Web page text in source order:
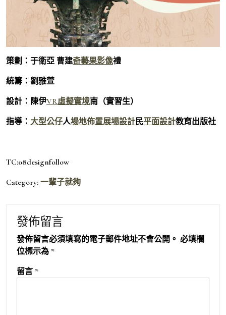
策劃：于衛亞 曹建奇藝果影像禮
統籌：劉雅萱
設計：陳伊VR虛擬實境南（實習生）
指導： 大型公仔人場地佈置展場設計民平面設計教育出版社
TC:08designfollow
Category: 一輩子就夠
發佈留言
發佈留言必須填寫的電子郵件地址不會公開。 必填欄
位標示為 *
留言 *